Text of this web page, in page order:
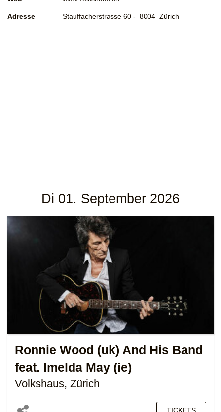
Adresse Stauffacherstrasse 60 - 8004 Zürich
Di 01. September 2026
Ronnie Wood (uk) And His Band
feat. Imelda May (ie)
Volkshaus, Zürich
TICKETS